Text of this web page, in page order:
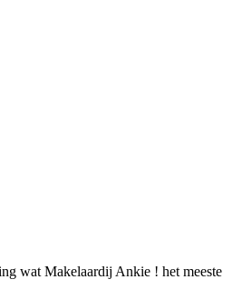
wat Makelaardij Ankie ! het meeste